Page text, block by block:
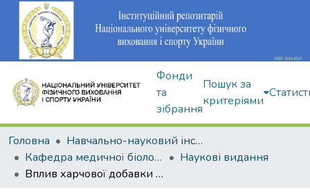
Фонди
та
зібрання
Пошук за
критеріями
Головна
Навчально-науковий інститут здоров'я, реабілітації та фізичного виховання
Кафедра медичної біології та спортивної дієтології
Наукові видання
Вплив харчової добавки L-карнітину на композиційний склад тіла та фізичну працездатність юнаків, що займаються фітнесом